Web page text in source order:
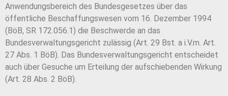
Anwendungsbereich des Bundesgesetzes über das
öffentliche Beschaffungswesen vom 16. Dezember 1994
(BöB, SR 172.056.1) die Beschwerde an das
Bundesverwaltungsgericht zulässig (Art. 29 Bst. a i.V.m. Art.
27 Abs. 1 BöB). Das Bundesverwaltungsgericht entscheidet
auch über Gesuche um Erteilung der aufschiebenden Wirkung
(Art. 28 Abs. 2 BöB).